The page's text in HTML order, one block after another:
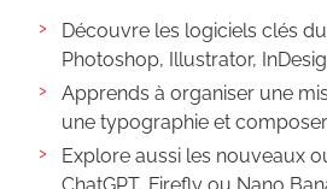
Découvre les logiciels clés
Photoshop, Illustrator,
Apprends à organiser une
une typographie et
Explore aussi les nouveaux
ChatGPT, Firefly ou Nano